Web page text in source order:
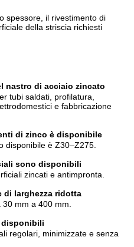
spessore, il rivestimento di
della striscia richiesti
nastro di acciaio zincato
tubi saldati, profilatura,
e fabbricazione
di zinco è disponibile
disponibile è Z30–Z275.
sono disponibili
zincati e antimpronta.
di larghezza ridotta
mm a 400 mm.
disponibili
regolari, minimizzate e senza